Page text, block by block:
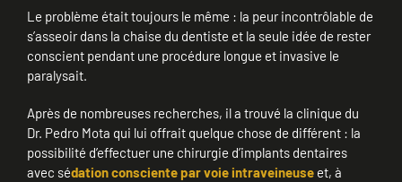
Le problème était toujours le même : la peur incontrôlable de
s’asseoir dans la chaise du dentiste et la seule idée de rester
conscient pendant une procédure longue et invasive le
paralysait.
Après de nombreuses recherches, il a trouvé la clinique du
Dr. Pedro Mota qui lui offrait quelque chose de différent : la
possibilité d’effectuer une chirurgie d’implants dentaires
avec sédation consciente par voie intraveineuse et, à